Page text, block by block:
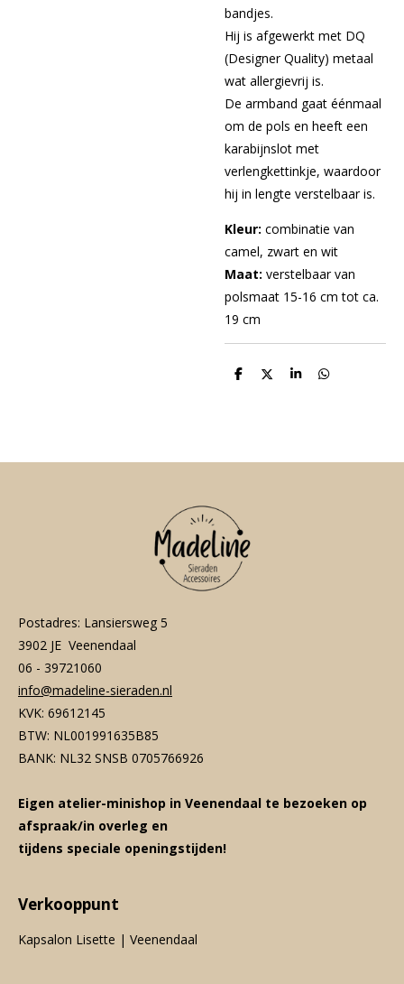
bandjes.
Hij is afgewerkt met DQ
(Designer Quality) metaal
wat allergievrij is.
De armband gaat éénmaal
om de pols en heeft een
karabijnslot met
verlengkettinkje, waardoor
hij in lengte verstelbaar is.
Kleur: combinatie van
camel, zwart en wit
Maat: verstelbaar van
polsmaat 15-16 cm tot ca.
19 cm
D
D
S
D
Postadres: Lansiersweg 5
3902 JE Veenendaal
06 - 39721060
info@madeline-sieraden.nl
KVK: 69612145
BTW: NL001991635B85
BANK: NL32 SNSB 0705766926
Eigen atelier-minishop in Veenendaal te bezoeken op
afspraak/in overleg en
tijdens speciale openingstijden!
Verkooppunt
Kapsalon Lisette | Veenendaal